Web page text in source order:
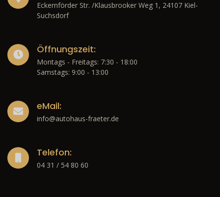
Eckernförder Str. /Klausbrooker Weg 1, 24107 Kiel-
Suchsdorf
Öffnungszeit:
Montags - Freitags: 7:30 - 18:00
Samstags: 9:00 - 13:00
eMail:
info@autohaus-fraeter.de
Telefon:
04 31 / 54 80 60